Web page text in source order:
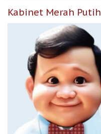
Kabinet Merah Putih